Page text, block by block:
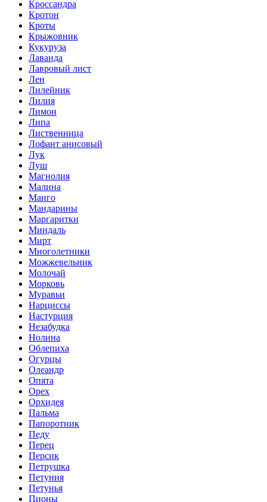
Кроссандра
Кротон
Кроты
Крыжовник
Кукуруза
Лаванда
Лавровый лист
Лен
Лилейник
Лилия
Лимон
Липа
Лиственница
Лофант анисовый
Лук
Луш
Магнолия
Малина
Манго
Мандарины
Маргаритки
Миндаль
Мирт
Многолетники
Можжевельник
Молочай
Морковь
Муравьи
Нарциссы
Настурция
Незабудка
Нолина
Облепиха
Огурцы
Олеандр
Опята
Орех
Орхидея
Пальма
Папоротник
Педу
Перец
Персик
Петрушка
Петуния
Петунья
Пионы